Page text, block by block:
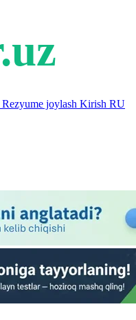
Rezyume joylash Kirish RU